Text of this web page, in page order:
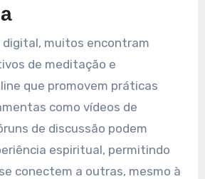
digital, muitos encontram
de meditação e
que promovem práticas
como vídeos de
de discussão podem
espiritual, permitindo
conectem a outras, mesmo à